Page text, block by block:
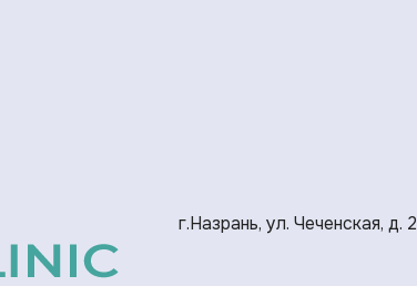
г.Назрань, ул. Чеченская, д. 2